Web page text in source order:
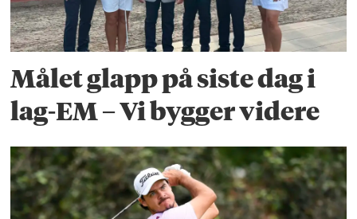
Målet glapp på siste dag i
lag-EM – Vi bygger videre